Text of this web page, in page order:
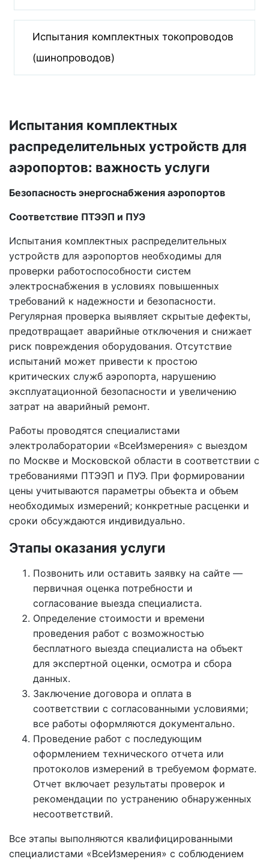
Испытания комплектных токопроводов
(шинопроводов)
Испытания комплектных
распределительных устройств для
аэропортов: важность услуги
Безопасность энергоснабжения аэропортов
Соответствие ПТЭЭП и ПУЭ
Испытания комплектных распределительных
устройств для аэропортов необходимы для
проверки работоспособности систем
электроснабжения в условиях повышенных
требований к надежности и безопасности.
Регулярная проверка выявляет скрытые дефекты,
предотвращает аварийные отключения и снижает
риск повреждения оборудования. Отсутствие
испытаний может привести к простою
критических служб аэропорта, нарушению
эксплуатационной безопасности и увеличению
затрат на аварийный ремонт.
Работы проводятся специалистами
электролаборатории «ВсеИзмерения» с выездом
по Москве и Московской области в соответствии с
требованиями ПТЭЭП и ПУЭ. При формировании
цены учитываются параметры объекта и объем
необходимых измерений; конкретные расценки и
сроки обсуждаются индивидуально.
Этапы оказания услуги
Позвонить или оставить заявку на сайте —
первичная оценка потребности и
согласование выезда специалиста.
Определение стоимости и времени
проведения работ с возможностью
бесплатного выезда специалиста на объект
для экспертной оценки, осмотра и сбора
данных.
Заключение договора и оплата в
соответствии с согласованными условиями;
все работы оформляются документально.
Проведение работ с последующим
оформлением технического отчета или
протоколов измерений в требуемом формате.
Отчет включает результаты проверок и
рекомендации по устранению обнаруженных
несоответствий.
Все этапы выполняются квалифицированными
специалистами «ВсеИзмерения» с соблюдением